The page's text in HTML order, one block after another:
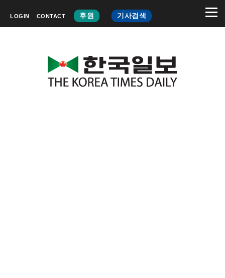
LOGIN CONTACT 후원 기사검색